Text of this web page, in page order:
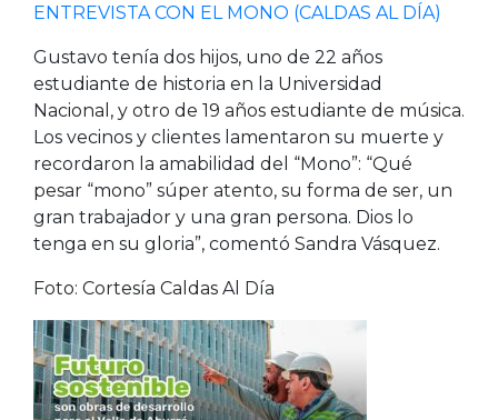
ENTREVISTA CON EL MONO (CALDAS AL DÍA)
Gustavo tenía dos hijos, uno de 22 años
estudiante de historia en la Universidad
Nacional, y otro de 19 años estudiante de música.
Los vecinos y clientes lamentaron su muerte y
recordaron la amabilidad del “Mono”: “Qué
pesar “mono” súper atento, su forma de ser, un
gran trabajador y una gran persona. Dios lo
tenga en su gloria”, comentó Sandra Vásquez.
Foto: Cortesía Caldas Al Día